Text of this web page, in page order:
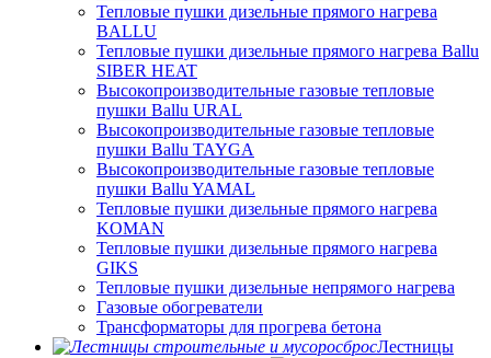
Тепловые пушки дизельные прямого нагрева
BALLU
Тепловые пушки дизельные прямого нагрева Ballu
SIBER HEAT
Высокопроизводительные газовые тепловые
пушки Ballu URAL
Высокопроизводительные газовые тепловые
пушки Ballu TAYGA
Высокопроизводительные газовые тепловые
пушки Ballu YAMAL
Тепловые пушки дизельные прямого нагрева
KOMAN
Тепловые пушки дизельные прямого нагрева
GIKS
Тепловые пушки дизельные непрямого нагрева
Газовые обогреватели
Трансформаторы для прогрева бетона
Лестницы